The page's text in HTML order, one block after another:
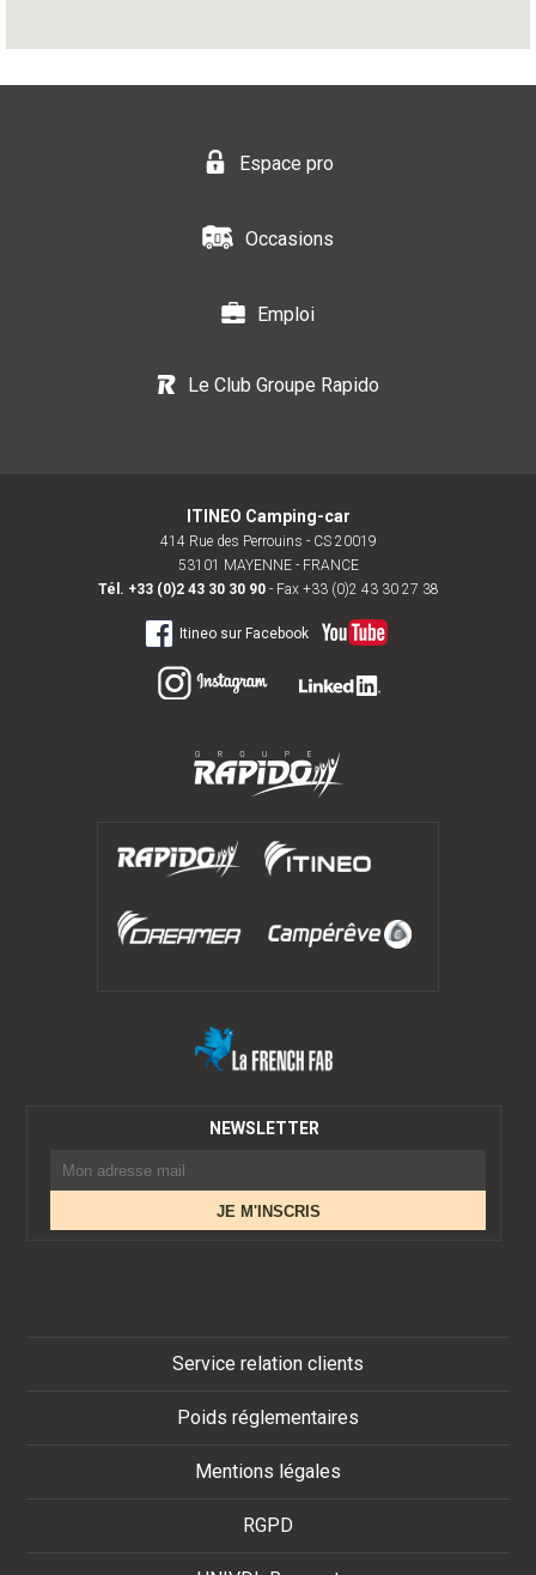
Espace pro
Occasions
Emploi
Le Club Groupe Rapido
ITINEO Camping-car
414 Rue des Perrouins - CS 20019
53101 MAYENNE - FRANCE
Tél. +33 (0)2 43 30 30 90- Fax +33 (0)2 43 30 27 38
Itineo sur Facebook
NEWSLETTER
Service relation clients
Poids réglementaires
Mentions légales
RGPD